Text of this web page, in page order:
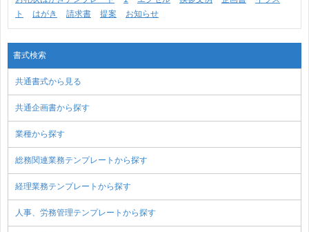
ト
はがき 請求書 提案 お知らせ
書式検索
共通書式から見る
共通企画書から探す
業種から探す
総務関連業務テンプレートから探す
経理業務テンプレートから探す
人事、労務管理テンプレートから探す